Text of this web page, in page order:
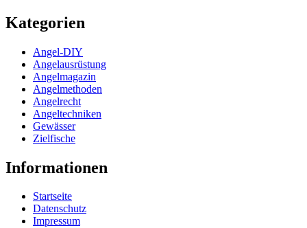
Kategorien
Angel-DIY
Angelausrüstung
Angelmagazin
Angelmethoden
Angelrecht
Angeltechniken
Gewässer
Zielfische
Informationen
Startseite
Datenschutz
Impressum